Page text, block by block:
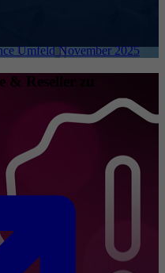
Umfeld November 2025
Reseller zu